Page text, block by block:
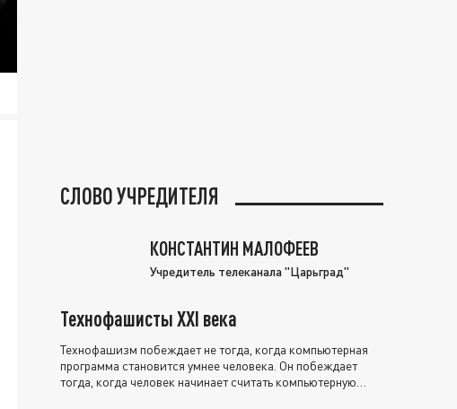
СЛОВО УЧРЕДИТЕЛЯ
КОНСТАНТИН МАЛОФЕЕВ
Учредитель телеканала "Царьград"
Технофашисты XXI века
Технофашизм побеждает не тогда, когда компьютерная
программа становится умнее человека. Он побеждает
тогда, когда человек начинает считать компьютерную